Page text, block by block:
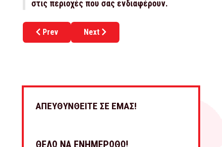
στις περιοχές που σας ενδιαφέρουν.
Previous article: Ποιο είναι το νο1 fitness franchise
Prev Next article: Συναρπάζει το νέο
Next
ΑΠΕΥΘΥΝΘΕΙΤΕ ΣΕ ΕΜΑΣ!
ΘΕΛΩ ΝΑ ΕΝΗΜΕΡΩΘΩ!